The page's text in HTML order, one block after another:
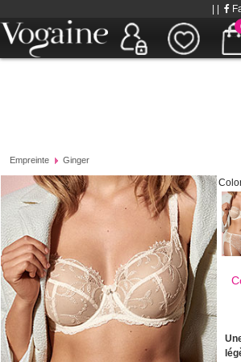
Empreinte Ginger